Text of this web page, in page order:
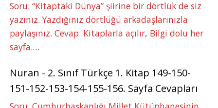
Soru: “Kitaptaki Dünya” şiirine bir dörtlük de siz
yazınız. Yazdığınız dörtlüğü arkadaşlarınızla
paylaşınız. Cevap: Kitaplarla açılır, Bilgi dolu her
sayfa.…
Nuran - 2. Sınıf Türkçe 1. Kitap 149-150-
151-152-153-154-155-156. Sayfa Cevapları